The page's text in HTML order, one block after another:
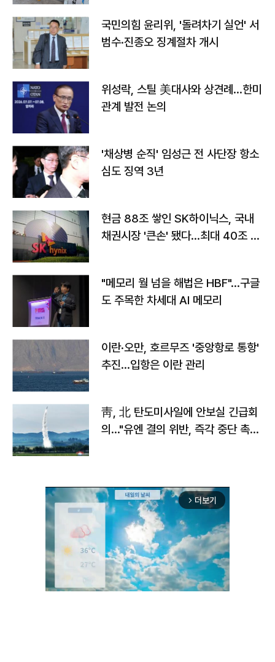
국민의힘 윤리위, '돌려차기 실언' 서
범수·진종오 징계절차 개시
위성락, 스틸 美대사와 상견례…한미
관계 발전 논의
'채상병 순직' 임성근 전 사단장 항소
심도 징역 3년
현금 88조 쌓인 SK하이닉스, 국내
채권시장 '큰손' 됐다…최대 40조 투
"메모리 월 넘을 해법은 HBF"…구글
도 주목한 차세대 AI 메모리
이란·오만, 호르무즈 '중앙항로 통항'
추진…입항은 이란 관리
靑, 北 탄도미사일에 안보실 긴급회
의…"유엔 결의 위반, 즉각 중단 촉
arrow_forward_ios 더보기